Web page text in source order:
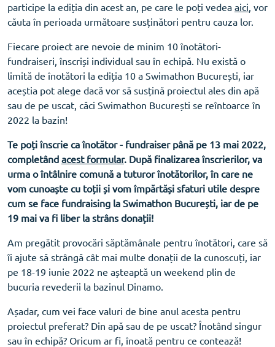
participe la ediția din acest an, pe care le poți vedea aici, vor
căuta în perioada următoare susținători pentru cauza lor.
Fiecare proiect are nevoie de minim 10 înotători-
fundraiseri, înscriși individual sau în echipă. Nu există o
limită de înotători la ediția 10 a Swimathon București, iar
aceștia pot alege dacă vor să susțină proiectul ales din apă
sau de pe uscat, căci Swimathon București se reîntoarce în
2022 la bazin!
Te poți înscrie ca înotător - fundraiser până pe 13 mai 2022,
completând acest formular. După finalizarea înscrierilor, va
urma o întâlnire comună a tuturor înotătorilor, în care ne
vom cunoaște cu toții și vom împărtăși sfaturi utile despre
cum se face fundraising la Swimathon București, iar de pe
19 mai va fi liber la strâns donații!
Am pregătit provocări săptămânale pentru înotători, care să
îi ajute să strângă cât mai multe donații de la cunoscuți, iar
pe 18-19 iunie 2022 ne așteaptă un weekend plin de
bucuria revederii la bazinul Dinamo.
Așadar, cum vei face valuri de bine anul acesta pentru
proiectul preferat? Din apă sau de pe uscat? Înotând singur
sau în echipă? Oricum ar fi, înoată pentru ce contează!